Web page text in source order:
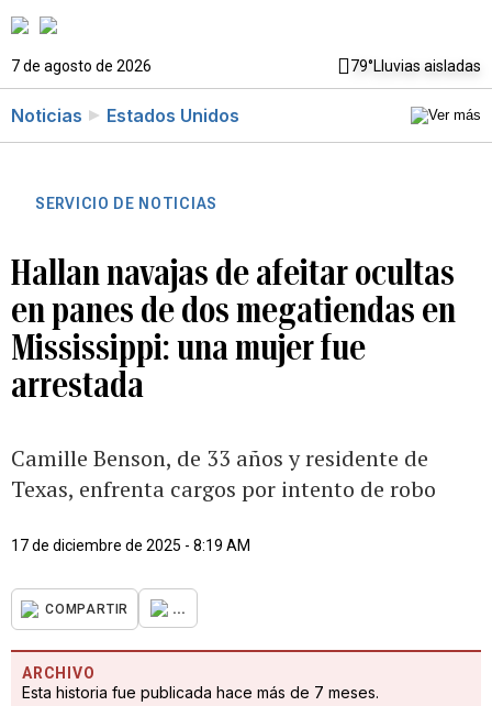
7 de agosto de 2026 79°Lluvias aisladas
Noticias Estados Unidos
SERVICIO DE NOTICIAS
Hallan navajas de afeitar ocultas
en panes de dos megatiendas en
Mississippi: una mujer fue
arrestada
Camille Benson, de 33 años y residente de
Texas, enfrenta cargos por intento de robo
17 de diciembre de 2025 - 8:19 AM
COMPARTIR ...
ARCHIVO
Esta historia fue publicada hace más de 7 meses.